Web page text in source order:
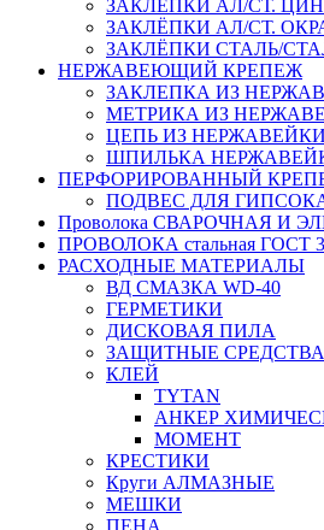
ЗАКЛЁПКИ АЛ/СТ.
ЗАКЛЁПКИ АЛ/СТ.
ЗАКЛЁПКИ СТАЛЬ/
НЕРЖАВЕЮЩИЙ КРЕПЕЖ
ЗАКЛЕПКА ИЗ
МЕТРИКА ИЗ
ЦЕПЬ ИЗ НЕРЖАВЕЙКИ
ШПИЛЬКА
ПЕРФОРИРОВАННЫЙ
ПОДВЕС ДЛЯ
Проволока СВАРОЧНАЯ И
ПРОВОЛОКА стальная ГОСТ
РАСХОДНЫЕ МАТЕРИАЛЫ
ВД СМАЗКА WD-40
ГЕРМЕТИКИ
ДИСКОВАЯ ПИЛА
ЗАЩИТНЫЕ СРЕДСТВА
КЛЕЙ
TYTAN
АНКЕР
МОМЕНТ
КРЕСТИКИ
Круги АЛМАЗНЫЕ
МЕШКИ
ПЕНА